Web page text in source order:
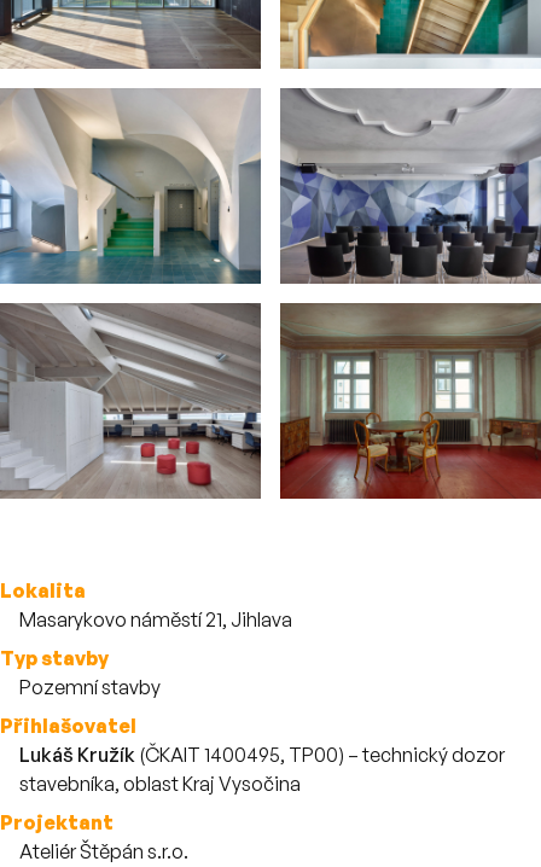
Více o stavbě
Lokalita
Masarykovo náměstí 21, Jihlava
Typ stavby
Pozemní stavby
Přihlašovatel
Lukáš Kružík (ČKAIT 1400495, TP00) – technický dozor
stavebníka, oblast Kraj Vysočina
Projektant
Ateliér Štěpán s.r.o.